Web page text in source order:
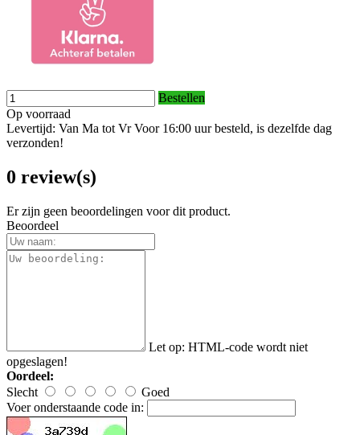
Bestellen
Op voorraad
Levertijd: Van Ma tot Vr Voor 16:00 uur besteld, is dezelfde dag
verzonden!
0 review(s)
Er zijn geen beoordelingen voor dit product.
Beoordeel
Let op: HTML-code wordt niet
opgeslagen!
Oordeel:
Slecht
Goed
Voer onderstaande code in: